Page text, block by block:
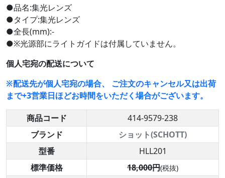
●品名:集光レンズ
●タイプ:集光レンズ
●全長(mm):-
●※光源部にライトガイドは付属していません。
個人宅宛の配送について
※配送先が個人宅宛の場合、 ご注文のキャンセル又は出荷
まで+3営業日ほどお時間をいただく場合がございます。
商品コード
414-9579-238
ブランド
ショット(SCHOTT)
型番
HLL201
標準価格
18,000円(税抜)